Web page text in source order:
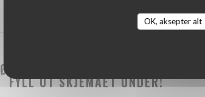
OK, aksepter alt
ØNSKER DU Å KONTAKTE OSS?
FYLL UT SKJEMAET UNDER!